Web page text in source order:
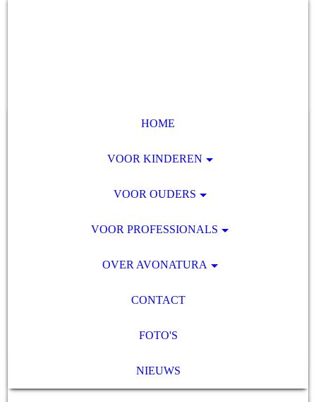
HOME
VOOR KINDEREN
VOOR OUDERS
VOOR PROFESSIONALS
OVER AVONATURA
CONTACT
FOTO'S
NIEUWS